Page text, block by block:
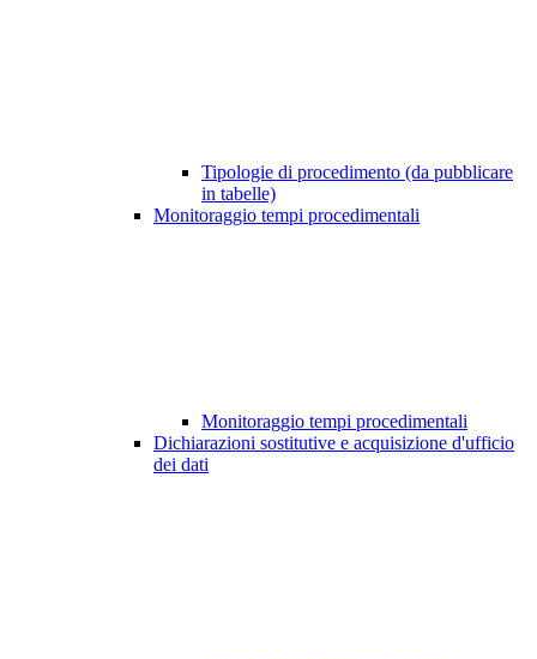
Tipologie di procedimento (da pubblicare
in tabelle)
Monitoraggio tempi procedimentali
Monitoraggio tempi procedimentali
Dichiarazioni sostitutive e acquisizione d'ufficio
dei dati